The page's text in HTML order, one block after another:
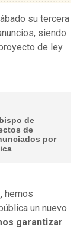
su tercera
siendo
de ley
de
de
por
hemos
un nuevo
garantizar